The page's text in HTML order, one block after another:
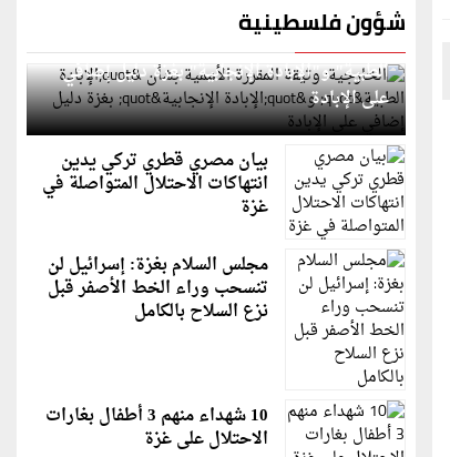
شؤون فلسطينية
الخارجية: وثيقة المقررة الأممية بشأن "الإبادة
الطبية" و"الإبادة الإنجابية" بغزة دليل إضافي
على الإبادة
بيان مصري قطري تركي يدين
انتهاكات الاحتلال المتواصلة في
غزة
مجلس السلام بغزة: إسرائيل لن
تنسحب وراء الخط الأصفر قبل
نزع السلاح بالكامل
10 شهداء منهم 3 أطفال بغارات
الاحتلال على غزة